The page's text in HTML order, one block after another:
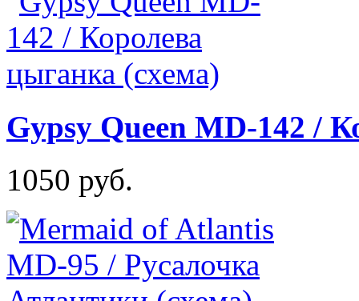
Gypsy Queen MD-142 /
1050 руб.